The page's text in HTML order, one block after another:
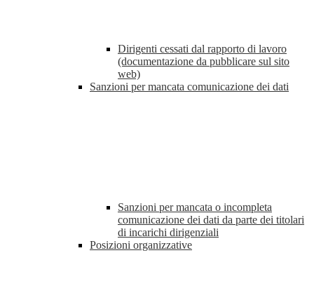
Dirigenti cessati dal rapporto di lavoro
(documentazione da pubblicare sul sito
web)
Sanzioni per mancata comunicazione dei dati
Sanzioni per mancata o incompleta
comunicazione dei dati da parte dei titolari
di incarichi dirigenziali
Posizioni organizzative